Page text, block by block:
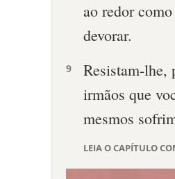
ao redor
devorar.
9
Resistam-lhe,
irmãos que
mesmos
LEIA O CAPÍTULO